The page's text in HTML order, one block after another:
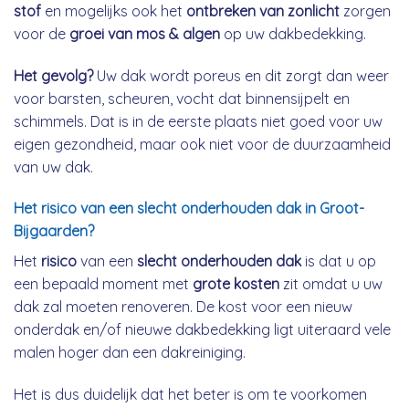
stof en mogelijks ook het ontbreken van zonlicht zorgen
voor de groei van mos & algen op uw dakbedekking.
Het gevolg?Uw dak wordt poreus en dit zorgt dan weer
voor barsten, scheuren, vocht dat binnensijpelt en
schimmels. Dat is in de eerste plaats niet goed voor uw
eigen gezondheid, maar ook niet voor de duurzaamheid
van uw dak.
Het risico van een slecht onderhouden dak in Groot-
Bijgaarden?
Het risico van een slecht onderhouden dakis dat u op
een bepaald moment met grote kosten zit omdat u uw
dak zal moeten renoveren. De kost voor een nieuw
onderdak en/of nieuwe dakbedekking ligt uiteraard vele
malen hoger dan een dakreiniging.
Het is dus duidelijk dat het beter is om te voorkomen